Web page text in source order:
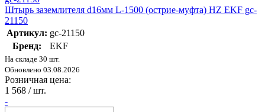
Штырь заземлителя d16мм L-1500 (острие-муфта) HZ EKF gc-
21150
Артикул: gc-21150
Бренд:
EKF
На складе 30 шт.
Обновлено 03.08.2026
Розничная цена:
1 568 / шт.
-